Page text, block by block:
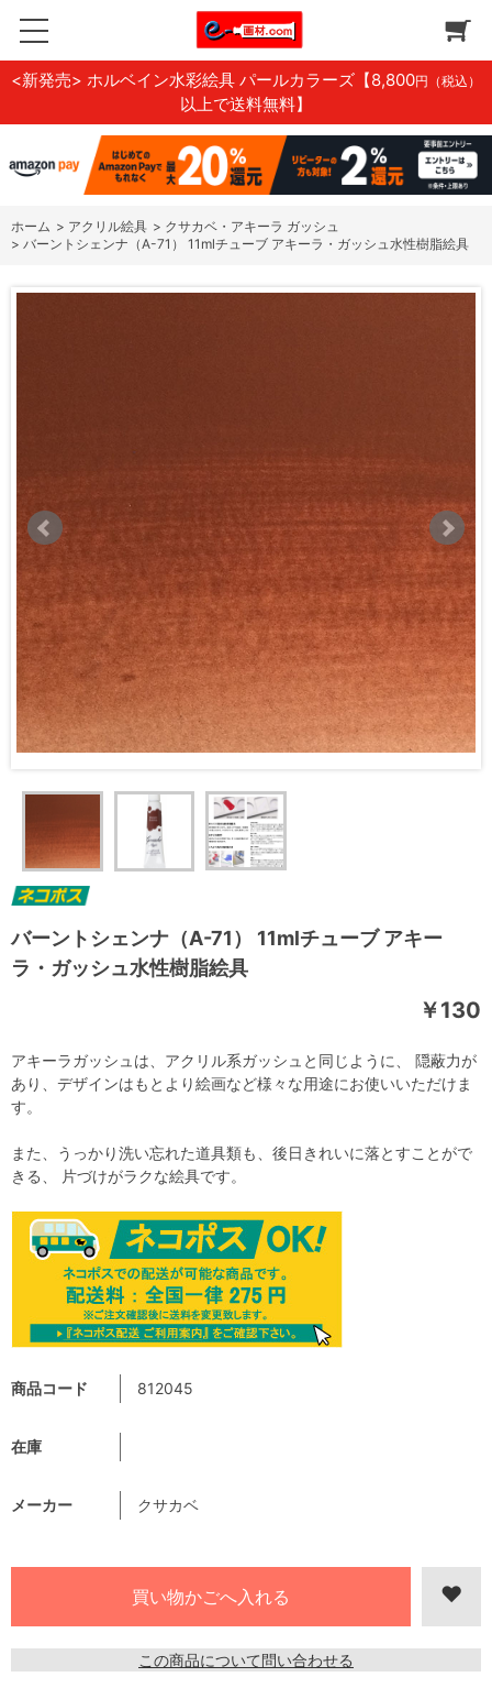
<新発売> ホルベイン水彩絵具 パールカラーズ 【8,800円（税込）
以上で送料無料】
ホーム > アクリル絵具 > クサカベ・アキーラ ガッシュ
> バーントシェンナ（A-71） 11mlチューブ アキーラ・ガッシュ水性樹脂絵具
バーントシェンナ（A-71） 11mlチューブ アキー
ラ・ガッシュ水性樹脂絵具
￥130
商品コード 812045
在庫
メーカー クサカベ
この商品について問い合わせる
アキーラガッシュは、アクリル系ガッシュと同じように、 隠蔽力が
あり、デザインはもとより絵画など様々な用途にお使いいただけま
す。
また、うっかり洗い忘れた道具類も、後日きれいに落とすことがで
きる、 片づけがラクな絵具です。